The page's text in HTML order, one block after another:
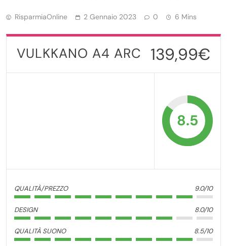
RisparmiaOnline 2 Gennaio 2023 0 6 Mins
VULKKANO A4 ARC 139,99€
8.5
QUALITÀ/PREZZO 9.0/10
DESIGN 8.0/10
QUALITÀ SUONO 8.5/10